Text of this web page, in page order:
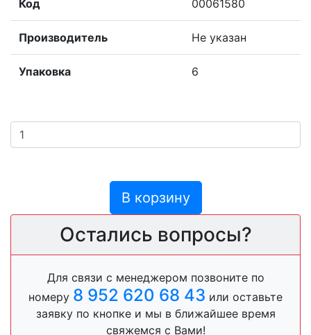
Код 00061580
Производитель Не указан
Упаковка 6
В корзину
Остались вопросы?
Для связи с менеджером позвоните по
номеру 8 952 620 68 43 или оставьте
заявку по кнопке и мы в ближайшее время
свяжемся с Вами!